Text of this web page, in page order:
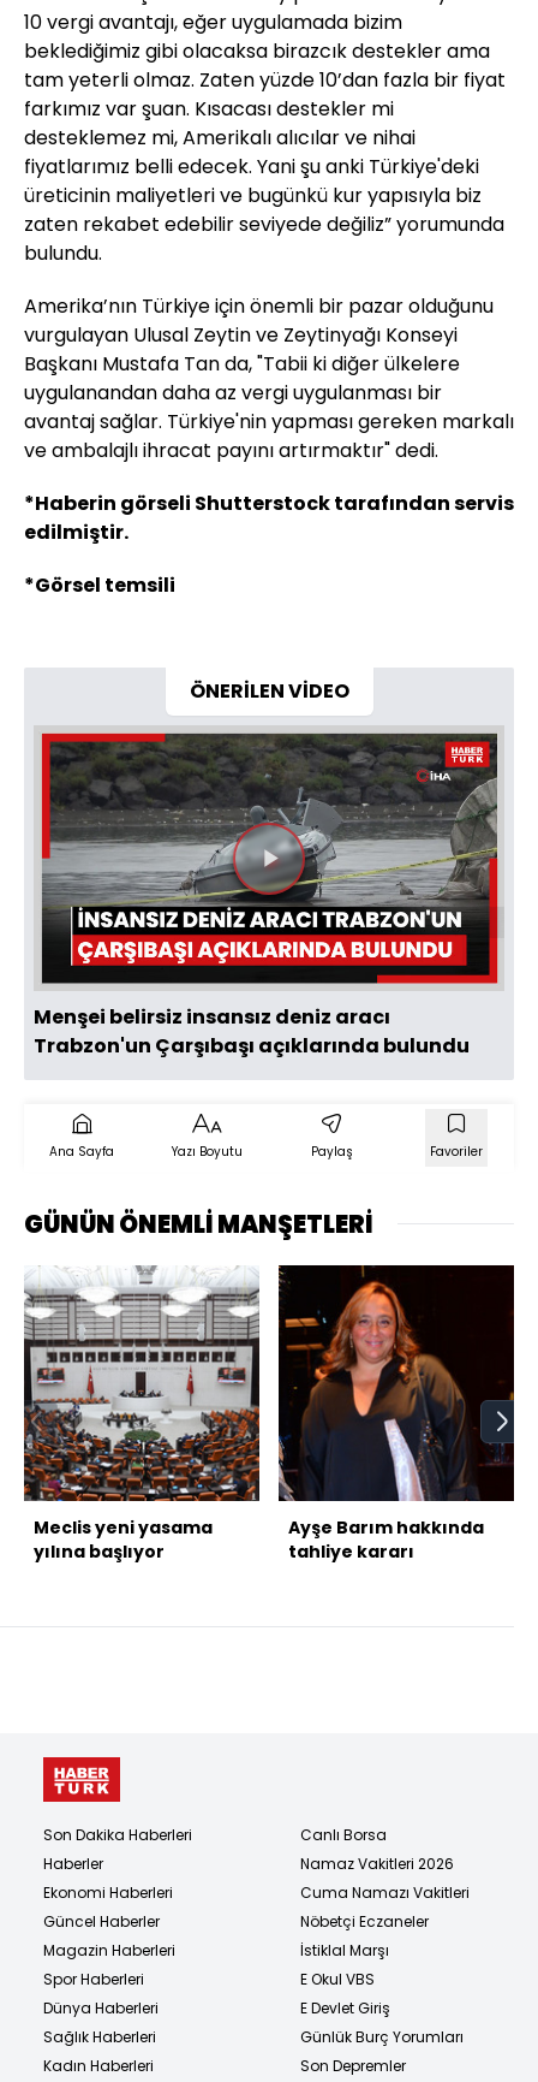
10 vergi avantajı, eğer uygulamada bizim
beklediğimiz gibi olacaksa birazcık destekler ama
tam yeterli olmaz. Zaten yüzde 10’dan fazla bir fiyat
farkımız var şuan. Kısacası destekler mi
desteklemez mi, Amerikalı alıcılar ve nihai
fiyatlarımız belli edecek. Yani şu anki Türkiye'deki
üreticinin maliyetleri ve bugünkü kur yapısıyla biz
zaten rekabet edebilir seviyede değiliz” yorumunda
bulundu.
Amerika’nın Türkiye için önemli bir pazar olduğunu
vurgulayan Ulusal Zeytin ve Zeytinyağı Konseyi
Başkanı Mustafa Tan da, "Tabii ki diğer ülkelere
uygulanandan daha az vergi uygulanması bir
avantaj sağlar. Türkiye'nin yapması gereken markalı
ve ambalajlı ihracat payını artırmaktır" dedi.
*Haberin görseli Shutterstock tarafından servis
edilmiştir.
*Görsel temsili
ÖNERİLEN VİDEO
Videoyu
Oynat
Menşei belirsiz insansız deniz aracı
Trabzon'un Çarşıbaşı açıklarında bulundu
Ana Sayfa Yazı Boyutu Paylaş Favoriler
GÜNÜN ÖNEMLİ MANŞETLERİ
Meclis yeni yasama
yılına başlıyor
Ayşe Barım hakkında
tahliye kararı
Son Dakika Haberleri
Haberler
Ekonomi Haberleri
Güncel Haberler
Magazin Haberleri
Spor Haberleri
Dünya Haberleri
Sağlık Haberleri
Kadın Haberleri
Canlı Borsa
Namaz Vakitleri 2026
Cuma Namazı Vakitleri
Nöbetçi Eczaneler
İstiklal Marşı
E Okul VBS
E Devlet Giriş
Günlük Burç Yorumları
Son Depremler